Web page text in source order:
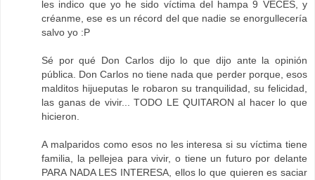
les indico que yo he sido víctima del hampa 9 VECES, y
créanme, ese es un récord del que nadie se enorgullecería
salvo yo :P
Sé por qué Don Carlos dijo lo que dijo ante la opinión
pública. Don Carlos no tiene nada que perder porque, esos
malditos hijueputas le robaron su tranquilidad, su felicidad,
las ganas de vivir... TODO LE QUITARON al hacer lo que
hicieron.
A malparidos como esos no les interesa si su víctima tiene
familia, la pellejea para vivir, o tiene un futuro por delante
PARA NADA LES INTERESA, ellos lo que quieren es saciar